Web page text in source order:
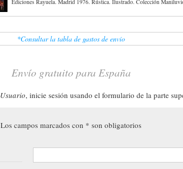
Ediciones Rayuela. Madrid 1976. Rústica. Ilustrado. Colección
*Consultar la tabla de gastos de envío
Envío gratuito para España
Usuario, inicie sesión usando el formulario de la parte
Los campos marcados con * son obligatorios